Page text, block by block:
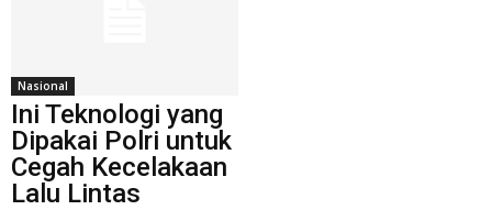
Nasional
Ini Teknologi yang
Dipakai Polri untuk
Cegah Kecelakaan
Lalu Lintas